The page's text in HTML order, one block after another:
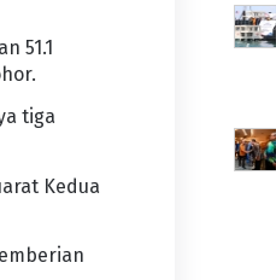
51.1
tiga
Kedua